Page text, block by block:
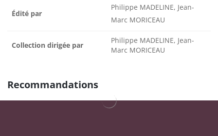
Édité par
Philippe MADELINE, Jean-
Marc MORICEAU
Collection dirigée par
Philippe MADELINE, Jean-
Marc MORICEAU
Recommandations